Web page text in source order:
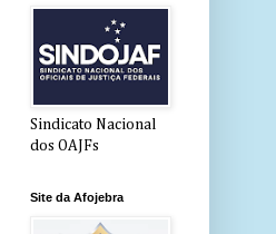
Sindicato Nacional
dos OAJFs
Site da Afojebra